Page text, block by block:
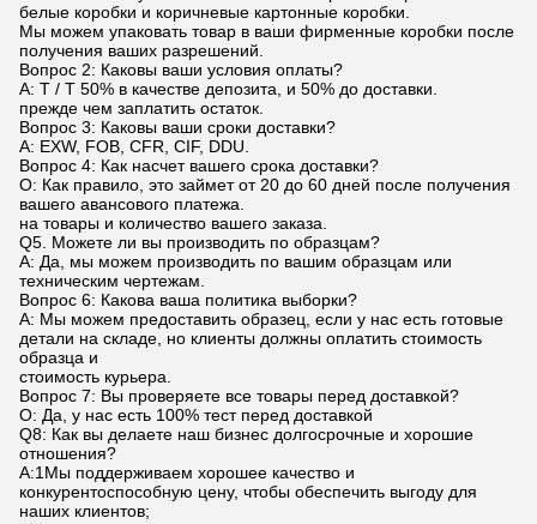
белые коробки и коричневые картонные коробки.
Мы можем упаковать товар в ваши фирменные коробки после
получения ваших разрешений.
Вопрос 2: Каковы ваши условия оплаты?
A: T / T 50% в качестве депозита, и 50% до доставки.
прежде чем заплатить остаток.
Вопрос 3: Каковы ваши сроки доставки?
A: EXW, FOB, CFR, CIF, DDU.
Вопрос 4: Как насчет вашего срока доставки?
О: Как правило, это займет от 20 до 60 дней после получения
вашего авансового платежа.
на товары и количество вашего заказа.
Q5. Можете ли вы производить по образцам?
A: Да, мы можем производить по вашим образцам или
техническим чертежам.
Вопрос 6: Какова ваша политика выборки?
A: Мы можем предоставить образец, если у нас есть готовые
детали на складе, но клиенты должны оплатить стоимость
образца и
стоимость курьера.
Вопрос 7: Вы проверяете все товары перед доставкой?
О: Да, у нас есть 100% тест перед доставкой
Q8: Как вы делаете наш бизнес долгосрочные и хорошие
отношения?
А:1Мы поддерживаем хорошее качество и
конкурентоспособную цену, чтобы обеспечить выгоду для
наших клиентов;